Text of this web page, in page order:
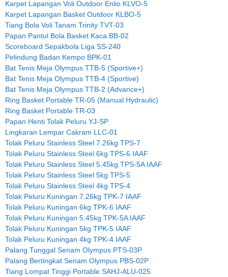
Karpet Lapangan Voli Outdoor Enlio KLVO-5
Karpet Lapangan Basket Outdoor KLBO-5
Tiang Bola Voli Tanam Trinity TVT-03
Papan Pantul Bola Basket Kaca BB-02
Scoreboard Sepakbola Liga SS-240
Pelindung Badan Kempo BPK-01
Bat Tenis Meja Olympus TTB-5 (Sportive+)
Bat Tenis Meja Olympus TTB-4 (Sportive)
Bat Tenis Meja Olympus TTB-2 (Advance+)
Ring Basket Portable TR-05 (Manual Hydraulic)
Ring Basket Portable TR-03
Papan Henti Tolak Peluru YJ-SP
Lingkaran Lempar Cakram LLC-01
Tolak Peluru Stainless Steel 7.26kg TPS-7
Tolak Peluru Stainless Steel 6kg TPS-6 IAAF
Tolak Peluru Stainless Steel 5.45kg TPS-5A IAAF
Tolak Peluru Stainless Steel 5kg TPS-5
Tolak Peluru Stainless Steel 4kg TPS-4
Tolak Peluru Kuningan 7.26kg TPK-7 IAAF
Tolak Peluru Kuningan 6kg TPK-6 IAAF
Tolak Peluru Kuningan 5.45kg TPK-5A IAAF
Tolak Peluru Kuningan 5kg TPK-5 IAAF
Tolak Peluru Kuningan 4kg TPK-4 IAAF
Palang Tunggal Senam Olympus PTS-03P
Palang Bertingkat Senam Olympus PBS-02P
Tiang Lompat Tinggi Portable SAHJ-ALU-025